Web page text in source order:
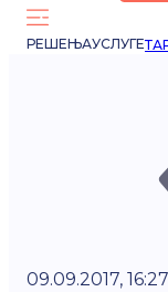
РЕШЕЊАУСЛУГЕ
09.09.2017, 16:27